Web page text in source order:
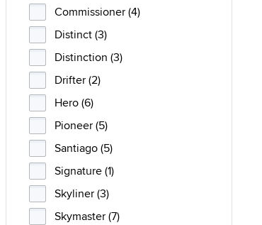
Commissioner (4)
Distinct (3)
Distinction (3)
Drifter (2)
Hero (6)
Pioneer (5)
Santiago (5)
Signature (1)
Skyliner (3)
Skymaster (7)